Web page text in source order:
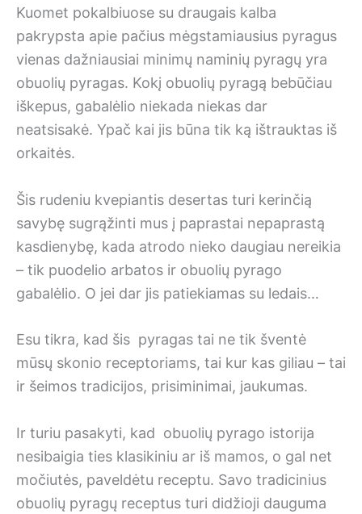
Kuomet pokalbiuose su draugais kalba
pakrypsta apie pačius mėgstamiausius pyragus
vienas dažniausiai minimų naminių pyragų yra
obuolių pyragas. Kokį obuolių pyragą bebūčiau
iškepus, gabalėlio niekada niekas dar
neatsisakė. Ypač kai jis būna tik ką ištrauktas iš
orkaitės.
Šis rudeniu kvepiantis desertas turi kerinčią
savybę sugrąžinti mus į paprastai nepaprastą
kasdienybę, kada atrodo nieko daugiau nereikia
– tik puodelio arbatos ir obuolių pyrago
gabalėlio. O jei dar jis patiekiamas su ledais…
Esu tikra, kad šis pyragas tai ne tik šventė
mūsų skonio receptoriams, tai kur kas giliau – tai
ir šeimos tradicijos, prisiminimai, jaukumas.
Ir turiu pasakyti, kad obuolių pyrago istorija
nesibaigia ties klasikiniu ar iš mamos, o gal net
močiutės, paveldėtu receptu. Savo tradicinius
obuolių pyragų receptus turi didžioji dauguma